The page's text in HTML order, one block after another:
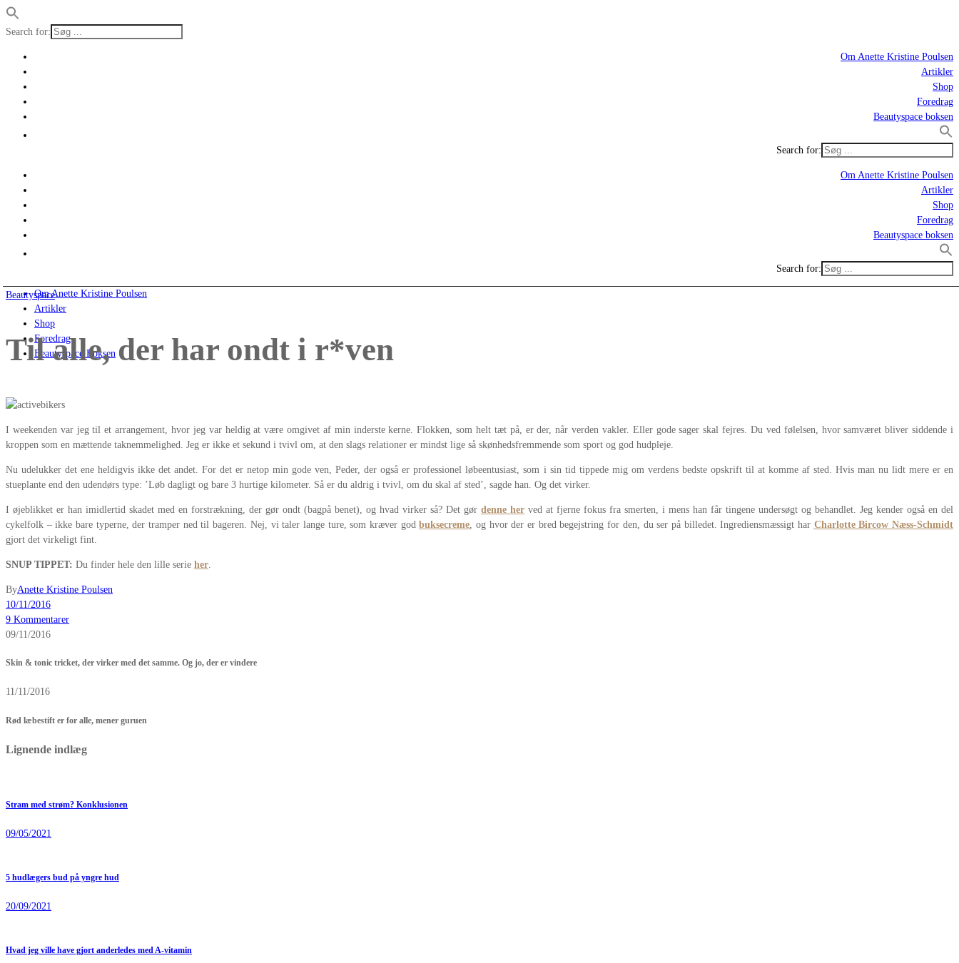
Search for:
Om Anette Kristine Poulsen
Artikler
Shop
Foredrag
Beautyspace boksen
Search for:
Om Anette Kristine Poulsen
Artikler
Shop
Foredrag
Beautyspace boksen
Search for:
Om Anette Kristine Poulsen
Artikler
Shop
Foredrag
Beautyspace Boksen
Beautyspace
Til alle, der har ondt i r*ven
I weekenden var jeg til et arrangement, hvor jeg var heldig at være omgivet af min inderste kerne. Flokken, som helt tæt på, er der, når verden vakler. Eller gode sager skal fejres. Du ved følelsen, hvor samværet bliver siddende i
kroppen som en mættende taknemmelighed. Jeg er ikke et sekund i tvivl om, at den slags relationer er mindst lige så skønhedsfremmende som sport og god hudpleje.
Nu udelukker det ene heldigvis ikke det andet. For det er netop min gode ven, Peder, der også er professionel løbeentusiast, som i sin tid tippede mig om verdens bedste opskrift til at komme af sted. Hvis man nu lidt mere er en
stueplante end den udendørs type: ’Løb dagligt og bare 3 hurtige kilometer. Så er du aldrig i tvivl, om du skal af sted’, sagde han. Og det virker.
I øjeblikket er han imidlertid skadet med en forstrækning, der gør ondt (bagpå benet), og hvad virker så? Det gør denne her ved at fjerne fokus fra smerten, i mens han får tingene undersøgt og behandlet. Jeg kender også en del
cykelfolk – ikke bare typerne, der tramper ned til bageren. Nej, vi taler lange ture, som kræver godbuksecreme , og hvor der er bred begejstring for den, du ser på billedet. Ingrediensmæssigt har Charlotte Bircow Næss-Schmidt
gjort det virkeligt fint.
SNUP TIPPET: Du finder hele den lille serie her
ByAnette Kristine Poulsen
10/11/2016
9 Kommentarer
09/11/2016
Skin & tonic tricket, der virker med det samme. Og jo, der er vindere
11/11/2016
Rød læbestift er for alle, mener guruen
Lignende indlæg
Stram med strøm? Konklusionen
09/05/2021
5 hudlægers bud på yngre hud
20/09/2021
Hvad jeg ville have gjort anderledes med A-vitamin